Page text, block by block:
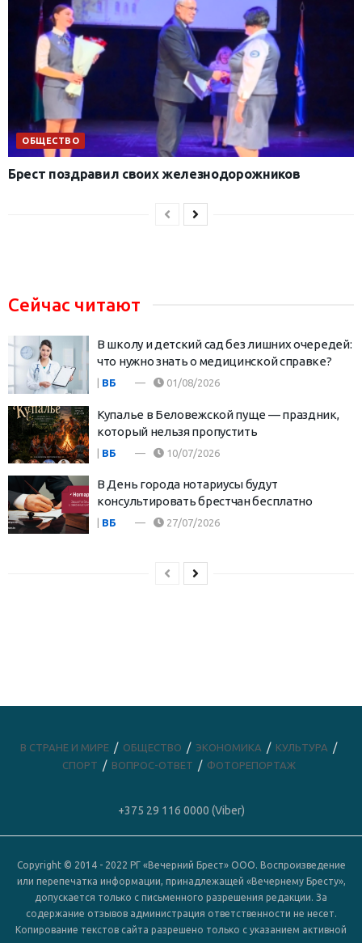
ОБЩЕСТВО
Брест поздравил своих железнодорожников
Сейчас читают
В школу и детский сад без лишних очередей:
что нужно знать о медицинской справке?
ВБ 01/08/2026
Купалье в Беловежской пуще — праздник,
который нельзя пропустить
ВБ 10/07/2026
В День города нотариусы будут
консультировать брестчан бесплатно
ВБ 27/07/2026
В СТРАНЕ И МИРЕ ОБЩЕСТВО ЭКОНОМИКА
КУЛЬТУРА
СПОРТ
ВОПРОС-ОТВЕТ ФОТОРЕПОРТАЖ
+375 29 116 0000 (Viber)
Copyright © 2014 - 2022 РГ «Вечерний Брест» ООО. Воспроизведение
или перепечатка информации, принадлежащей «Вечернему Бресту»,
допускается только с письменного разрешения редакции. За
содержание отзывов администрация ответственности не несет.
Копирование текстов сайта разрешено только с указанием активной